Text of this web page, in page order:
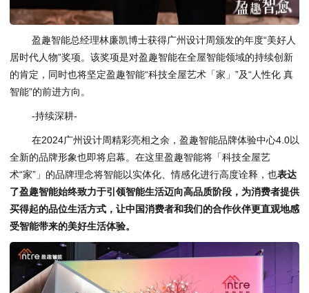
盈趣智能总经理林廉凯博士获得广州设计周颁发的年度“美好人
居时代人物”奖项。该奖项是对盈趣智能在全屋智能领域的持续创新
的肯定，同时也将坚定盈趣智能“科技全屋艺术「家」”及“人性化 真
智能”的前进方向。
-持续深耕-
在2024广州设计周精彩亮相之余，盈趣智能品牌体验中心4.0以
全新的品牌形象也即将启幕。在这里盈趣智能将「科技全屋艺
术“家”」的品牌理念将智能以实体化、情感化进行高度诠释，也表达
了盈趣智能始终致力于引领智能生活迈向高品质阶段，为消费者提供
买得起的品位生活方式，让中国消费者和我们的合作伙伴更直观地感
受智能带来的美好生活体验。